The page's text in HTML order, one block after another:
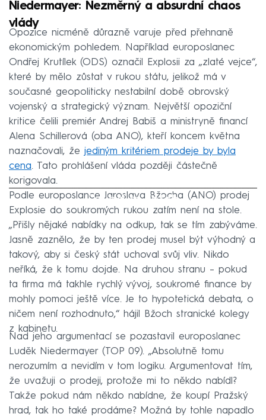
Niedermayer: Nezměrný a absurdní chaos
vlády
Opozice nicméně důrazně varuje před přehnaně
ekonomickým pohledem. Například europoslanec
Ondřej Krutílek (ODS) označil Explosii za „zlaté vejce“,
které by mělo zůstat v rukou státu, jelikož má v
současné geopoliticky nestabilní době obrovský
vojenský a strategický význam. Největší opoziční
kritice čelili premiér Andrej Babiš a ministryně financí
Alena Schillerová (oba ANO), kteří koncem května
naznačovali, že jediným kritériem prodeje by byla
cena. Tato prohlášení vláda později částečně
korigovala.
Failed to fetch
Podle europoslance Jaroslava Bžocha (ANO) prodej
Explosie do soukromých rukou zatím není na stole.
„Přišly nějaké nabídky na odkup, tak se tím zabýváme.
Jasně zaznělo, že by ten prodej musel být výhodný a
takový, aby si český stát uchoval svůj vliv. Nikdo
neříká, že k tomu dojde. Na druhou stranu – pokud
ta firma má takhle rychlý vývoj, soukromé finance by
mohly pomoci ještě více. Je to hypotetická debata, o
ničem není rozhodnuto,“ hájil Bžoch stranické kolegy
z kabinetu.
Nad jeho argumentací se pozastavil europoslanec
Luděk Niedermayer (TOP 09). „Absolutně tomu
nerozumím a nevidím v tom logiku. Argumentovat tím,
že uvažuji o prodeji, protože mi to někdo nabídl?
Takže pokud nám někdo nabídne, že koupí Pražský
hrad, tak ho také prodáme? Možná by tohle napadlo